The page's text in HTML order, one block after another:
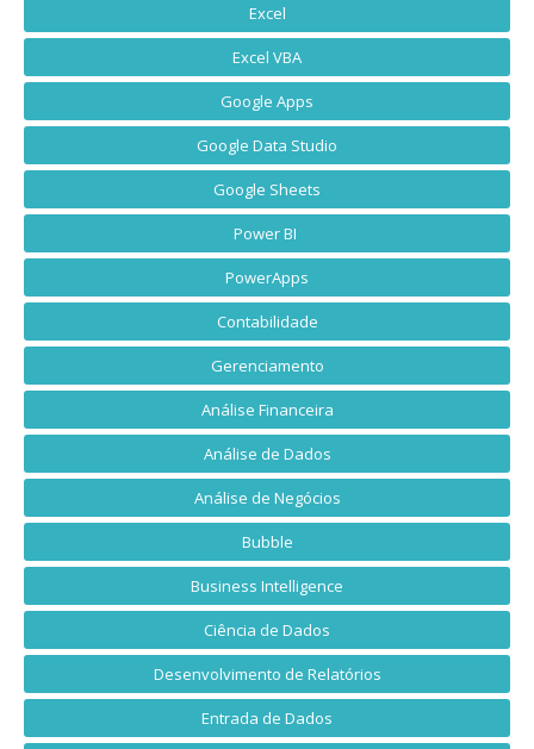
Excel
Excel VBA
Google Apps
Google Data Studio
Google Sheets
Power BI
PowerApps
Contabilidade
Gerenciamento
Análise Financeira
Análise de Dados
Análise de Negócios
Bubble
Business Intelligence
Ciência de Dados
Desenvolvimento de Relatórios
Entrada de Dados